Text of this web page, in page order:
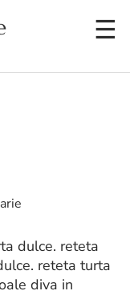
dulce. reteta
reteta turta
diva in